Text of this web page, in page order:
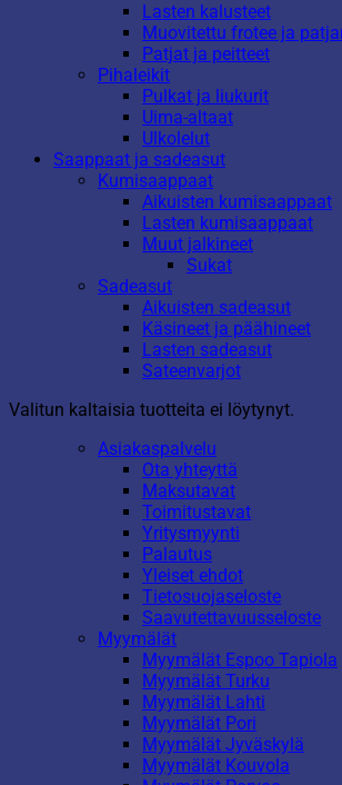
Lasten kalusteet
Muovitettu frotee ja
Patjat ja peitteet
Pihaleikit
Pulkat ja liukurit
Uima-altaat
Ulkolelut
Saappaat ja sadeasut
Kumisaappaat
Aikuisten kumisaappaat
Lasten kumisaappaat
Muut jalkineet
Sukat
Sadeasut
Aikuisten sadeasut
Käsineet ja päähineet
Lasten sadeasut
Sateenvarjot
Valitun kaltaisia tuotteita ei löytynyt.
Asiakaspalvelu
Ota yhteyttä
Maksutavat
Toimitustavat
Yritysmyynti
Palautus
Yleiset ehdot
Tietosuojaseloste
Saavutettavuusseloste
Myymälät
Myymälät Espoo Tapiola
Myymälät Turku
Myymälät Lahti
Myymälät Pori
Myymälät Jyväskylä
Myymälät Kouvola